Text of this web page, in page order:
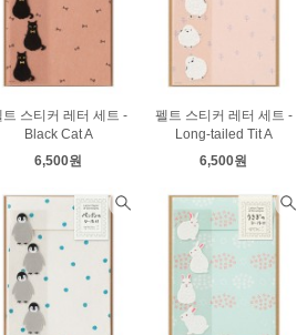
트 스티커 레터 세트 -
Black Cat A
6,500원
펠트 스티커 레터 세트 -
Long-tailed Tit A
6,500원